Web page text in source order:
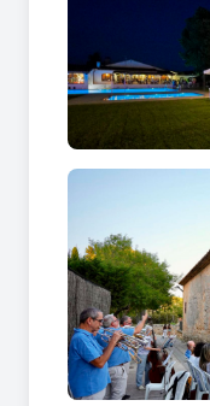
La Festa Major
tradicionals i
dies plens